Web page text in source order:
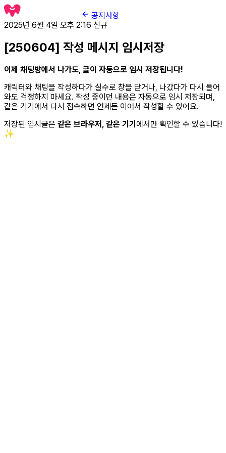
공지사항
2025년 6월 4일 오후 2:16 신규
[250604] 작성 메시지 임시저장
이제 채팅방에서 나가도, 글이 자동으로 임시 저장됩니다!
캐릭터와 채팅을 작성하다가 실수로 창을 닫거나, 나갔다가 다시 들어
와도 걱정하지 마세요. 작성 중이던 내용은 자동으로 임시 저장되며,
같은 기기에서 다시 접속하면 언제든 이어서 작성할 수 있어요.
저장된 임시글은 같은 브라우저, 같은 기기 에서만 확인할 수 있습니다!
✨